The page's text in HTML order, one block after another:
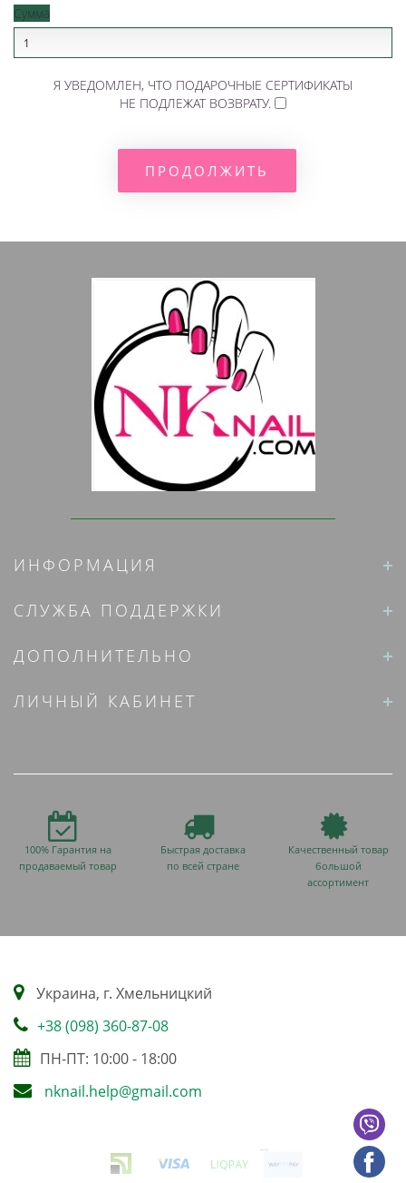
Сумма
Я УВЕДОМЛЕН, ЧТО ПОДАРОЧНЫЕ СЕРТИФИКАТЫ
НЕ ПОДЛЕЖАТ ВОЗВРАТУ.
ИНФОРМАЦИЯ
СЛУЖБА ПОДДЕРЖКИ
ДОПОЛНИТЕЛЬНО
ЛИЧНЫЙ КАБИНЕТ
100% Гарантия на
продаваемый товар
Быстрая доставка
по всей стране
Качественный товар
большой
ассортимент
Украина, г. Хмельницкий
+38 (098) 360-87-08
ПН-ПТ: 10:00 - 18:00
nknail.help@gmail.com